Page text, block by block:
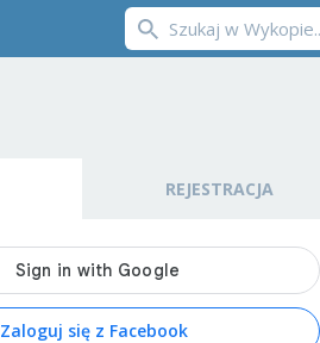
REJESTRACJA
Zaloguj się z Facebook